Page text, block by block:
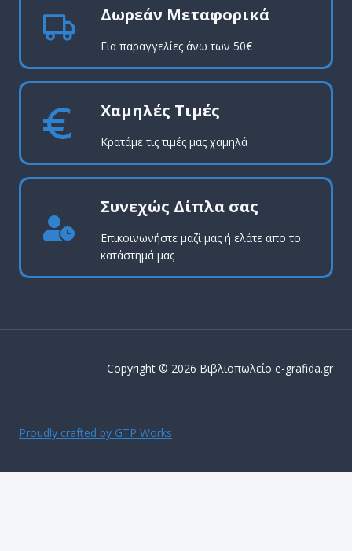
Δωρεάν Μεταφορικά
Για παραγγελίες άνω των 50€
Χαμηλές Τιμές
Κρατάμε τις τιμές μας χαμηλά
Συνεχώς Δίπλα σας
Επικοινωνήστε μαζί μας ή ελάτε απο το
κατάστημά μας
Copyright © 2026 Βιβλιοπωλείο e-grafida.gr
Proudly crafted by GTP Works